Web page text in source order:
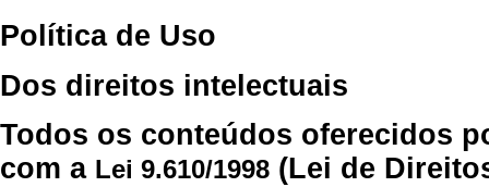
Política de Uso
Dos direitos intelectuais
Todos os conteúdos oferecidos
com a Lei 9.610/1998 (Lei de